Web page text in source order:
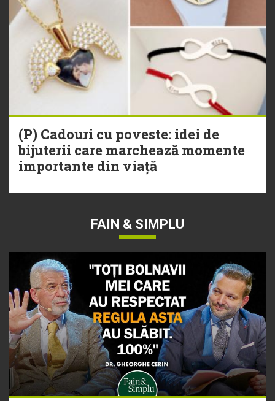
(P) Cadouri cu poveste: idei de
bijuterii care marchează momente
importante din viață
FAIN & SIMPLU